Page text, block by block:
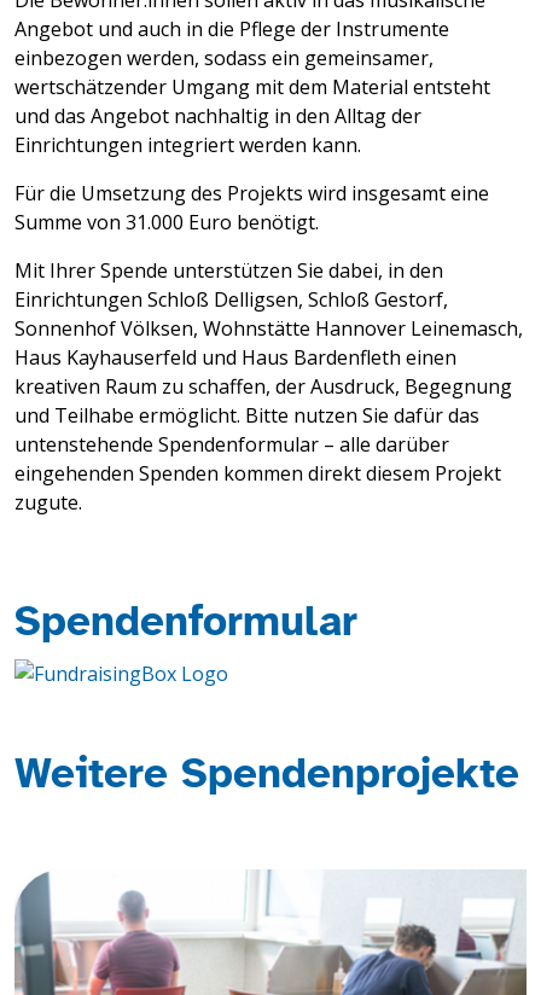
Angebot und auch in die Pflege der Instrumente
einbezogen werden, sodass ein gemeinsamer,
wertschätzender Umgang mit dem Material entsteht
und das Angebot nachhaltig in den Alltag der
Einrichtungen integriert werden kann.
Für die Umsetzung des Projekts wird insgesamt eine
Summe von 31.000 Euro benötigt.
Mit Ihrer Spende unterstützen Sie dabei, in den
Einrichtungen Schloß Delligsen, Schloß Gestorf,
Sonnenhof Völksen, Wohnstätte Hannover Leinemasch,
Haus Kayhauserfeld und Haus Bardenfleth einen
kreativen Raum zu schaffen, der Ausdruck, Begegnung
und Teilhabe ermöglicht. Bitte nutzen Sie dafür das
untenstehende Spendenformular – alle darüber
eingehenden Spenden kommen direkt diesem Projekt
zugute.
Spendenformular
Weitere Spendenprojekte